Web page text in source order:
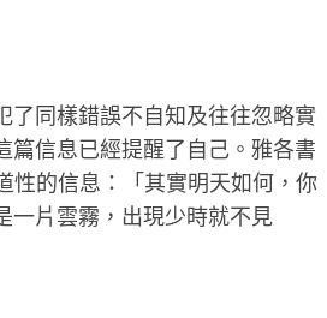
了同樣錯誤不自知及往往忽略實
篇信息已經提醒了自己。雅各書
性的信息：「其實明天如何，你
一片雲霧，出現少時就不見